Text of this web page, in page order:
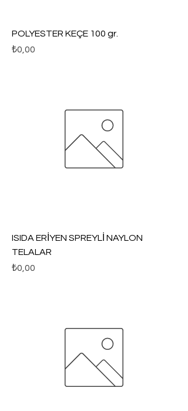
POLYESTER KEÇE 100 gr.
Fiyat
₺0,00
ISIDA ERİYEN SPREYLİ NAYLON
TELALAR
Fiyat
₺0,00